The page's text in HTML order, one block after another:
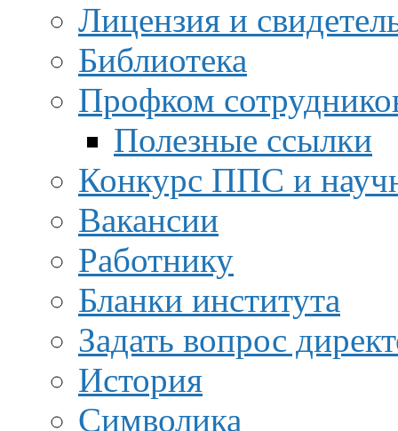
Лицензия и
Библиотека
Профком
Полезные ссылки
Конкурс ППС и
Вакансии
Работнику
Бланки института
Задать вопрос
История
Символика